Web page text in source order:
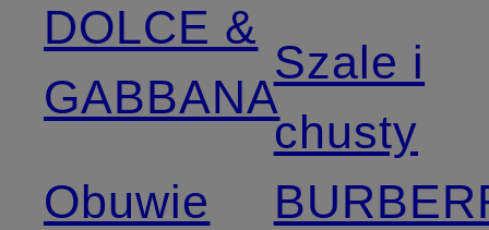
DOLCE &
GABBANA
Obuwie
Szale i
chusty